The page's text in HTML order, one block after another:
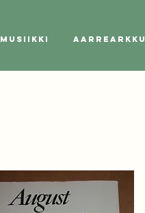
Musiikki Aarrearkku